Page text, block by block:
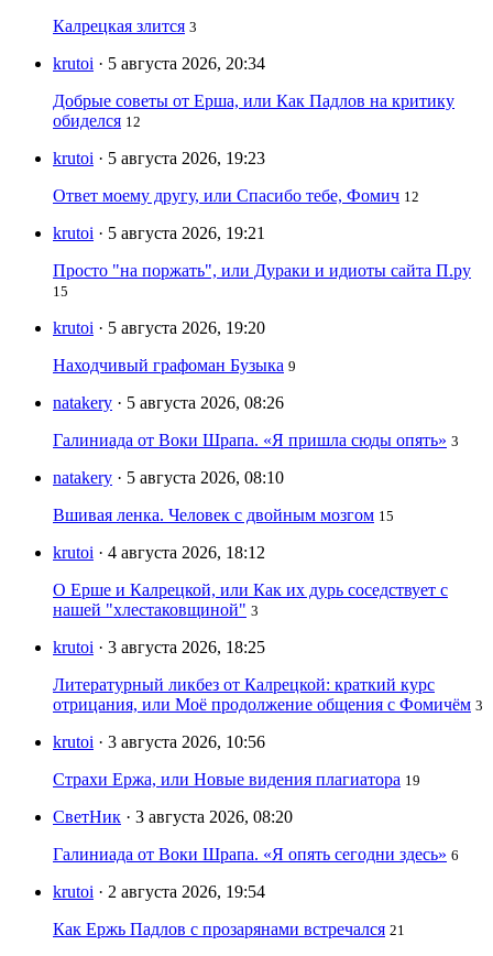
Калрецкая злится 3
krutoi · 5 августа 2026, 20:34
Добрые советы от Ерша, или Как Падлов на критику
обиделся 12
krutoi · 5 августа 2026, 19:23
Ответ моему другу, или Спасибо тебе, Фомич 12
krutoi · 5 августа 2026, 19:21
Просто "на поржать", или Дураки и идиоты сайта П.ру
15
krutoi · 5 августа 2026, 19:20
Находчивый графоман Бузыка 9
natakery · 5 августа 2026, 08:26
Галиниада от Воки Шрапа. «Я пришла сюды опять» 3
natakery · 5 августа 2026, 08:10
Вшивая ленка. Человек с двойным мозгом 15
krutoi · 4 августа 2026, 18:12
О Ерше и Калрецкой, или Как их дурь соседствует с
нашей "хлестаковщиной" 3
krutoi · 3 августа 2026, 18:25
Литературный ликбез от Калрецкой: краткий курс
отрицания, или Моё продолжение общения с Фомичём 3
krutoi · 3 августа 2026, 10:56
Страхи Ержа, или Новые видения плагиатора 19
СветНик · 3 августа 2026, 08:20
Галиниада от Воки Шрапа. «Я опять сегодни здесь» 6
krutoi · 2 августа 2026, 19:54
Как Ержь Падлов с прозарянами встречался 21